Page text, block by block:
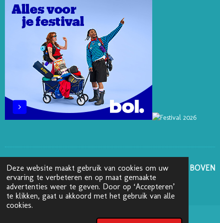
Deze website maakt gebruik van cookies om uw
ervaring te verbeteren en op maat gemaakte
advertenties weer te geven. Door op ‘Accepteren’
te klikken, gaat u akkoord met het gebruik van alle
cookies.
S
T
N
M
GA NAAR BOVEN
© 2025 - 2026 Boekenblog van Ann